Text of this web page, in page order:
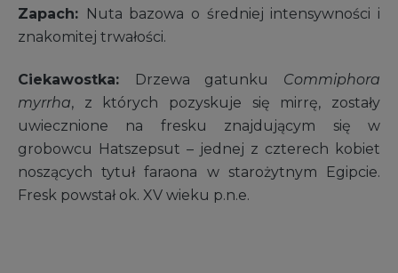
Zapach: Nuta bazowa o średniej intensywności i
znakomitej trwałości.
Ciekawostka: Drzewa gatunku Commiphora
myrrha, z których pozyskuje się mirrę, zostały
uwiecznione na fresku znajdującym się w
grobowcu Hatszepsut – jednej z czterech kobiet
noszących tytuł faraona w starożytnym Egipcie.
Fresk powstał ok. XV wieku p.n.e.